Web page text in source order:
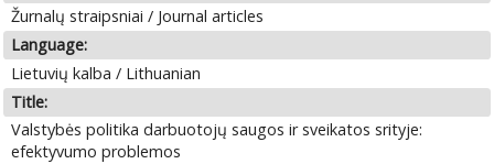
Žurnalų straipsniai / Journal articles
Language:
Lietuvių kalba / Lithuanian
Title:
Valstybės politika darbuotojų saugos ir sveikatos srityje:
efektyvumo problemos